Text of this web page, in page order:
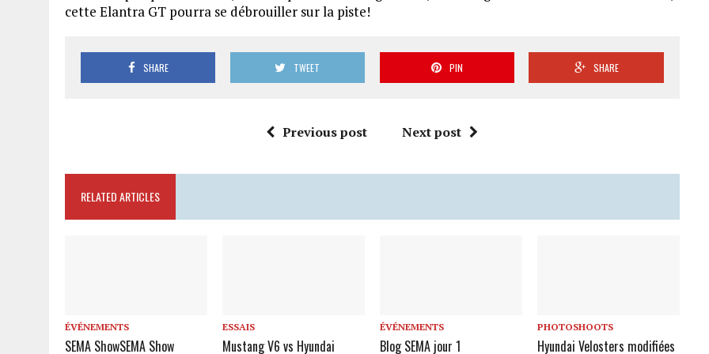
cette Elantra GT pourra se débrouiller sur la piste!
SHARE TWEET PIN SHARE
Previous post Next post
RELATED ARTICLES
ÉVÉNEMENTS
SEMA ShowSEMA Show
ESSAIS
Mustang V6 vs Hyundai
ÉVÉNEMENTS
Blog SEMA jour 1
PHOTOSHOOTS
Hyundai Velosters modifiées